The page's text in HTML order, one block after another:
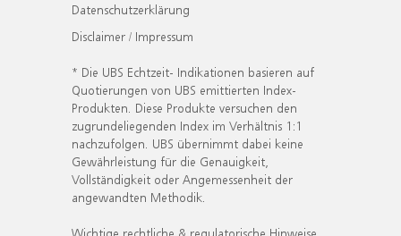
Datenschutzerklärung
Disclaimer / Impressum
* Die UBS Echtzeit- Indikationen basieren auf
Quotierungen von UBS emittierten Index-
Produkten. Diese Produkte versuchen den
zugrundeliegenden Index im Verhältnis 1:1
nachzufolgen. UBS übernimmt dabei keine
Gewährleistung für die Genauigkeit,
Vollständigkeit oder Angemessenheit der
angewandten Methodik.